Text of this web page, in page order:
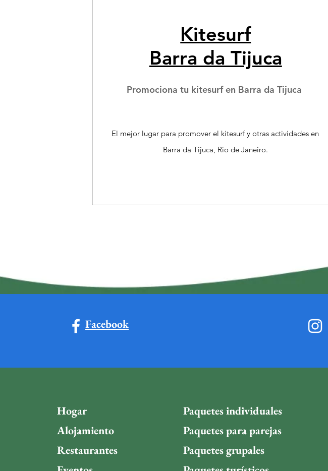
Kitesurf
Barra da Tijuca
Promociona tu kitesurf en Barra da Tijuca
El mejor lugar para promover el kitesurf y otras actividades en
Barra da Tijuca, Río de Janeiro.
Facebook
Hogar
Alojamiento
Restaurantes
Paquetes individuales
Paquetes para parejas
Paquetes grupales